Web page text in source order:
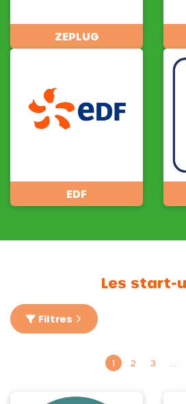
ZEPLUG
EDF
Les start-
Filtres
1 2 3